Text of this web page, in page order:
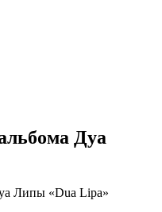
Дуа